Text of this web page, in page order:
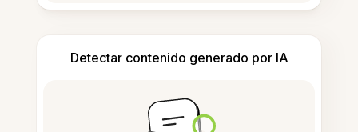
Detectar contenido generado por IA